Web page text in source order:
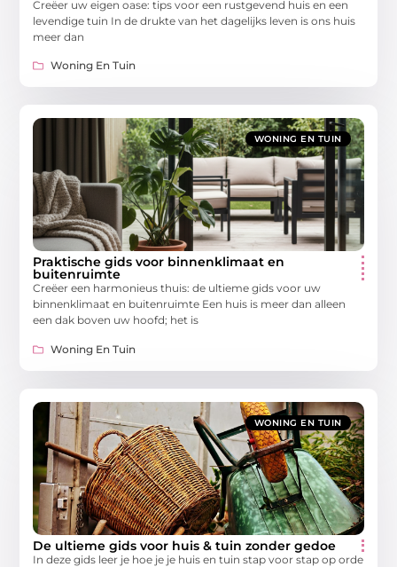
Creëer uw eigen oase: tips voor een rustgevend huis en een
levendige tuin In de drukte van het dagelijks leven is ons huis
meer dan
Woning En Tuin
WONING EN TUIN
Praktische gids voor binnenklimaat en
buitenruimte
Creëer een harmonieus thuis: de ultieme gids voor uw
binnenklimaat en buitenruimte Een huis is meer dan alleen
een dak boven uw hoofd; het is
Woning En Tuin
WONING EN TUIN
De ultieme gids voor huis & tuin zonder gedoe
In deze gids leer je hoe je je huis en tuin stap voor stap op orde